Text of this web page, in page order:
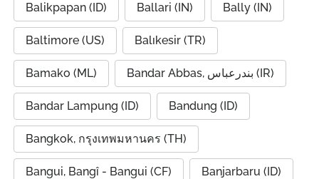
Balikpapan (ID) Ballari (IN) Bally (IN)
Baltimore (US) Balıkesir (TR)
Bamako (ML) Bandar Abbas, بندرعباس (IR)
Bandar Lampung (ID) Bandung (ID)
Bangkok, กรุงเทพมหานคร (TH)
Bangui, Bangî - Bangui (CF) Banjarbaru (ID)